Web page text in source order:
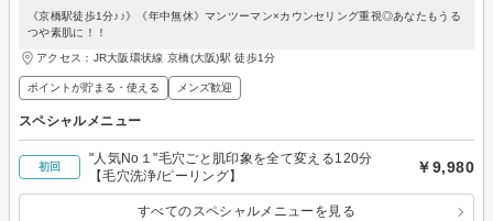
《京橋駅徒歩1分♪♪》《年中無休》マンツーマン×カウンセリング重視◎あなたもうる
つや素肌に！！
アクセス：JR大阪環状線 京橋(大阪)駅 徒歩1分
ポイントが貯まる・使える メンズ歓迎
スペシャルメニュー
初回
"人気No１"毛穴ごと肌印象を全て変える120分
【毛穴洗浄/ピーリング】
￥9,980
すべてのスペシャルメニューを見る